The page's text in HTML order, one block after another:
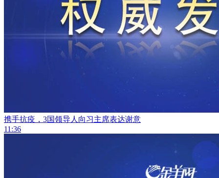
携手抗疫，3国领导人向习主席表达谢意
11:36